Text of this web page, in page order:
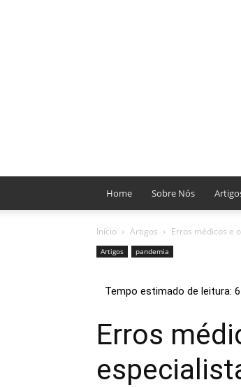
Home Sobre Nós
Início Artigos Erros médicos e
Artigos pandemia
Erros